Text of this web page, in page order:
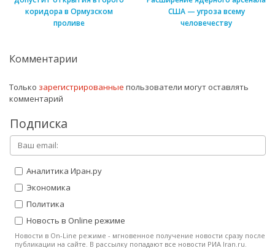
коридора в Ормузском
проливе
США — угроза всему
человечеству
Комментарии
Только зарегистрированные пользователи могут оставлять
комментарий
Подписка
Аналитика Иран.ру
Экономика
Политика
Новость в Online режиме
Новости в On-Line режиме - мгновенное получение новости сразу после
публикации на сайте. В рассылку попадают все новости РИА Iran.ru.